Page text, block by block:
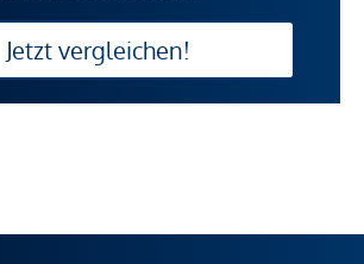
Jetzt vergleichen!